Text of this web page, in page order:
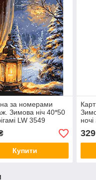
за номерами
Зимова ніч 40*50
LW 3549
Купити
329